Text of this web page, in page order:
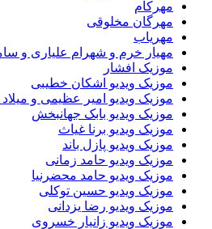
مهرکام
مهرگان مخلوقی
مهریاب
مهیار خرم و شهرام علیاری و
موزیک افشار
موزیک ویدیو اشکان خطیبی
موزیک ویدیو امیر عظیمی و میلاد
موزیک ویدیو بابک جهانبخش
موزیک ویدیو برنا غیاث
موزیک ویدیو پازل باند
موزیک ویدیو حامد زمانی
موزیک ویدیو حامد محضرنیا
موزیک ویدیو حسین توکلی
موزیک ویدیو رضا یزدانی
موزیک ویدیو زانیار خسروی